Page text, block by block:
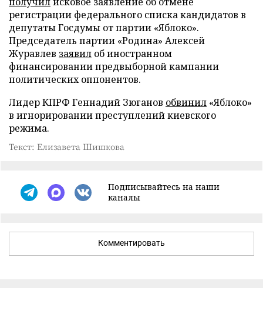
регистрации федерального списка кандидатов в
депутаты Госдумы от партии «Яблоко».
Председатель партии «Родина» Алексей
Журавлев заявил об иностранном
финансировании предвыборной кампании
политических оппонентов.
Лидер КПРФ Геннадий Зюганов обвинил «Яблоко»
в игнорировании преступлений киевского
режима.
Текст: Елизавета Шишкова
Подписывайтесь на наши
каналы
Комментировать